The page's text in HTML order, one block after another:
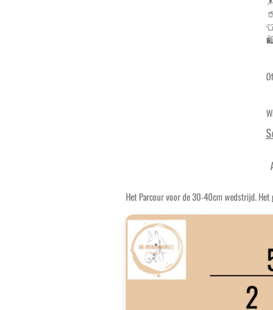
Het Parcour voor de 30-40cm wedstrijd. Het